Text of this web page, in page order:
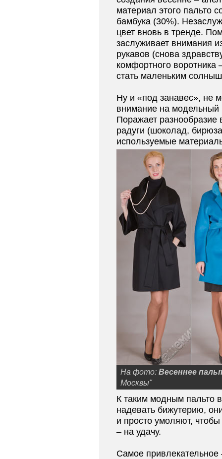
материал этого пальто
бамбука (30%).
цвет вновь в тренде.
заслуживает внимания
рукавов (снова
комфортного воротника
стать маленьким
Ну и «под занавес», не
внимание на
Поражает разнообразие
радуги (шоколад,
используемые
На фото: Весеннее
Москвы"
К таким модным пальто
надевать бижутерию,
и просто умоляют,
– на удачу.
Самое привлекательное